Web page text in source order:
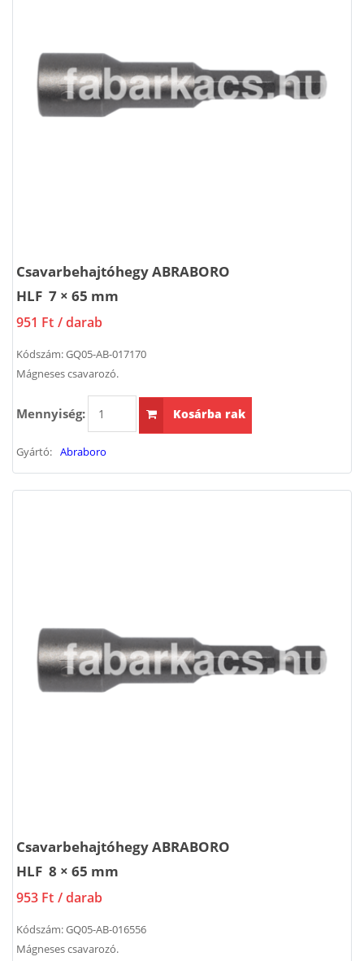
Csavarbehajtóhegy ABRABORO
HLF 7 × 65 mm
951 Ft / darab
Kódszám:GQ05-AB-017170
Mágneses csavarozó.
Mennyiség: Kosárba rak
Gyártó: Abraboro
Csavarbehajtóhegy ABRABORO
HLF 8 × 65 mm
953 Ft / darab
Kódszám:GQ05-AB-016556
Mágneses csavarozó.